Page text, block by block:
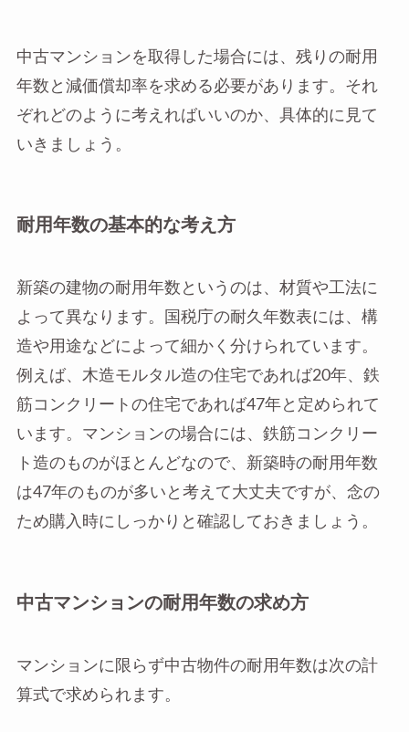
中古マンションを取得した場合には、残りの耐用
年数と減価償却率を求める必要があります。それ
ぞれどのように考えればいいのか、具体的に見て
いきましょう。
耐用年数の基本的な考え方
新築の建物の耐用年数というのは、材質や工法に
よって異なります。国税庁の耐久年数表には、構
造や用途などによって細かく分けられています。
例えば、木造モルタル造の住宅であれば20年、鉄
筋コンクリートの住宅であれば47年と定められて
います。マンションの場合には、鉄筋コンクリー
ト造のものがほとんどなので、新築時の耐用年数
は47年のものが多いと考えて大丈夫ですが、念の
ため購入時にしっかりと確認しておきましょう。
中古マンションの耐用年数の求め方
マンションに限らず中古物件の耐用年数は次の計
算式で求められます。